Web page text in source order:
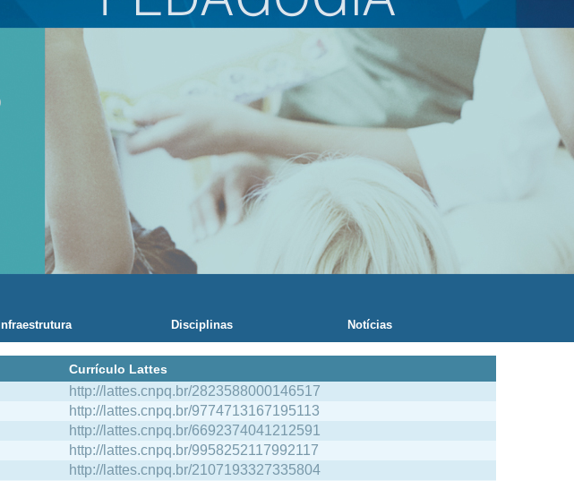
Infraestrutura Disciplinas Notícias
Currículo Lattes
http://lattes.cnpq.br/2823588000146517
http://lattes.cnpq.br/9774713167195113
http://lattes.cnpq.br/6692374041212591
http://lattes.cnpq.br/9958252117992117
http://lattes.cnpq.br/2107193327335804